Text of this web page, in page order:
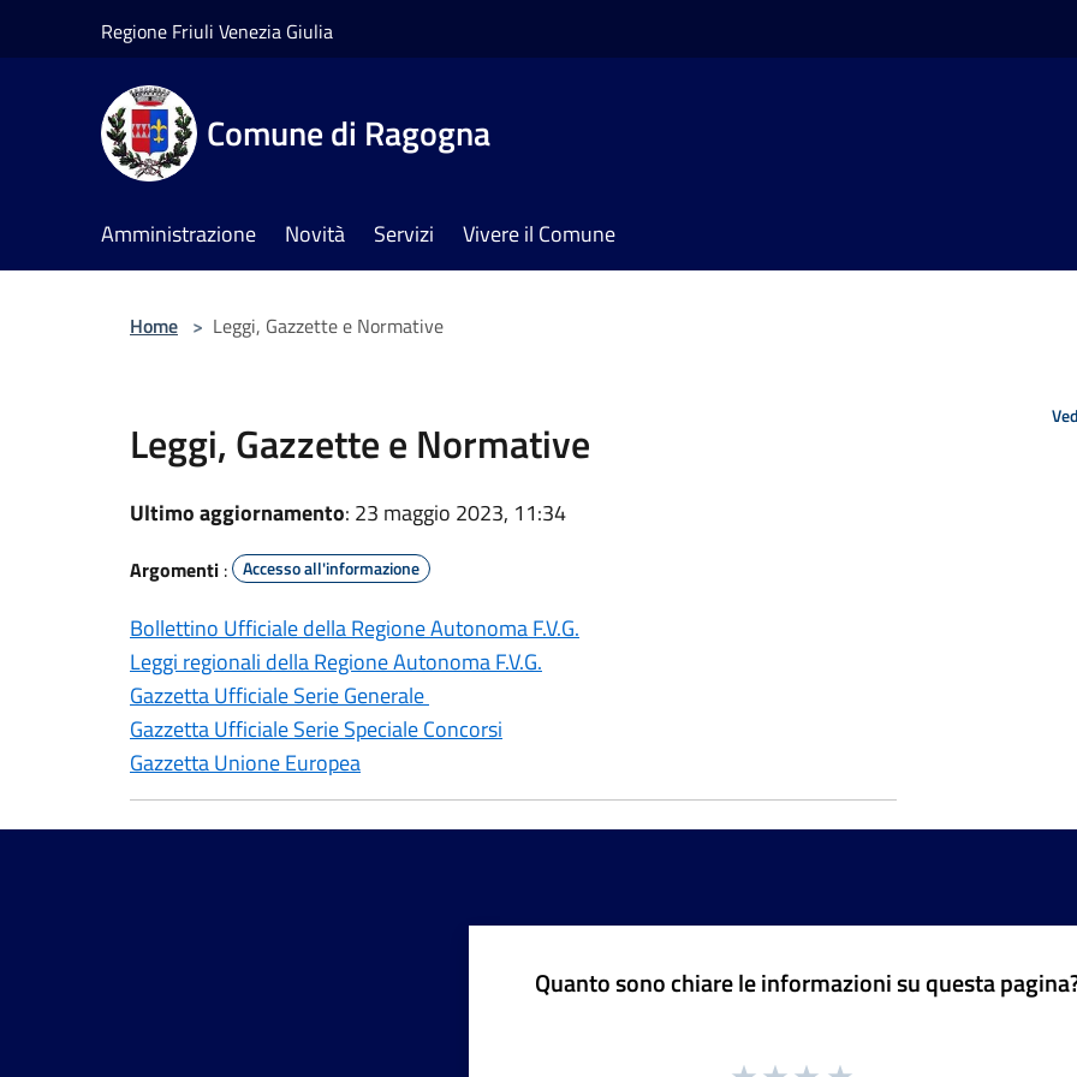
Regione Friuli Venezia Giulia
Comune di Ragogna
Amministrazione Novità Servizi Vivere il Comune
Home > Leggi, Gazzette e Normative
Leggi, Gazzette e Normative
Ultimo aggiornamento: 23 maggio 2023, 11:34
Argomenti : Accesso all'informazione
Bollettino Ufficiale della Regione Autonoma F.V.G.
Leggi regionali della Regione Autonoma F.V.G.
Gazzetta Ufficiale Serie Generale
Gazzetta Ufficiale Serie Speciale Concorsi
Gazzetta Unione Europea
Quanto sono chiare le informazioni su questa